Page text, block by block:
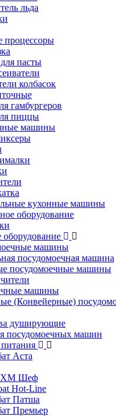
льда
процессоры
пасты
колбасок
гамбургеров
пиццы
машины
кухонные машины
оборудование
машины
посудомоечная машина
посудомоечные машины
машины
(Конвейерные)
душирующие
посудомоечных машин
Аста
Шеф
Hot-Line
Патша
Премьер